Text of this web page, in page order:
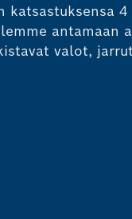
katsastuksensa
antamaan
valot,